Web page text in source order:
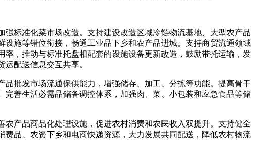
标准化菜市场改造。支持建设改造区域冷链物流基地、大型农产品
施等错位衔接，畅通工业品下乡和农产品进城。支持商贸流通领域
，推动与标准托盘相配套的设施设备更新改造，鼓励带托运输，发
配送信息交互共享。
批发市场流通保供能力，增强储存、加工、分拣等功能。提高骨干
善生活必需品储备调控体系，加强肉、菜、小包装和应急食品等储
产品商品化处理设施，促进农村消费和农民收入双提升。支持健全
品、农资下乡和电商快递资源，大力发展共同配送，降低农村物流